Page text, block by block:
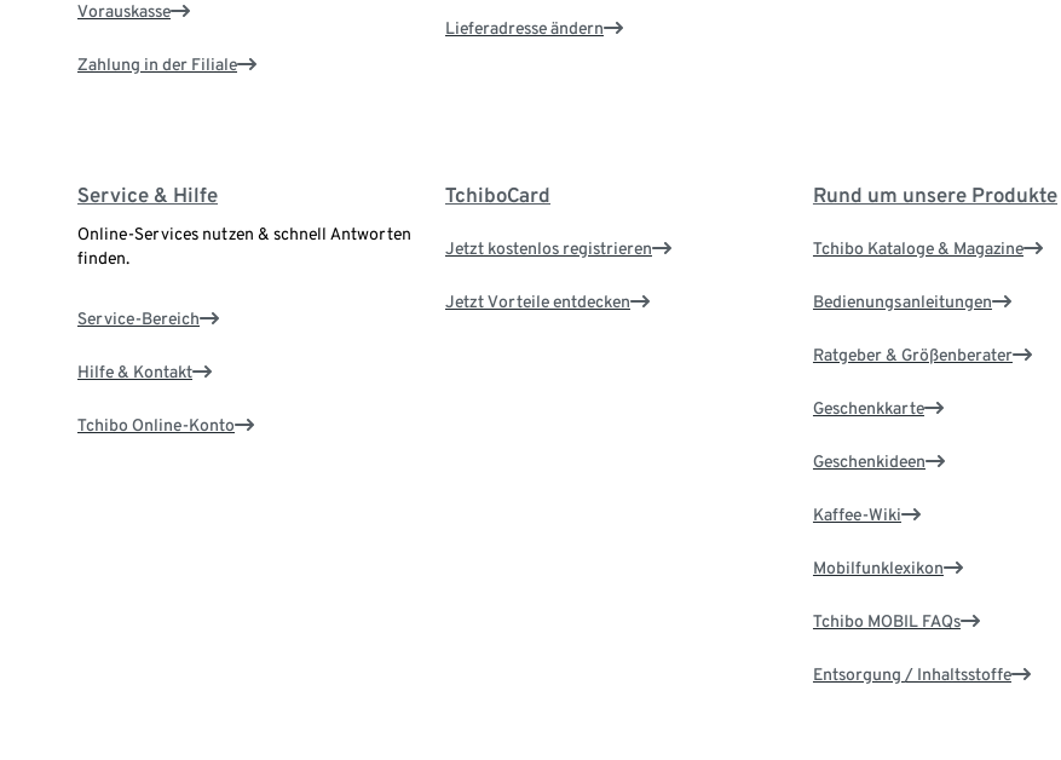
Vorauskasse
Zahlung in der Filiale
Lieferadresse ändern
Service & Hilfe
Online-Services nutzen & schnell Antworten
finden.
Service-Bereich
Hilfe & Kontakt
Tchibo Online-Konto
TchiboCard
Jetzt kostenlos registrieren
Jetzt Vorteile entdecken
Rund um unsere Produkte
Tchibo Kataloge & Magazine
Bedienungsanleitungen
Ratgeber & Größenberater
Geschenkkarte
Geschenkideen
Kaffee-Wiki
Mobilfunklexikon
Tchibo MOBIL FAQs
Entsorgung / Inhaltsstoffe